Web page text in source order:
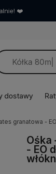
❤️
dostawy
granatowa -
Ośka
- EO